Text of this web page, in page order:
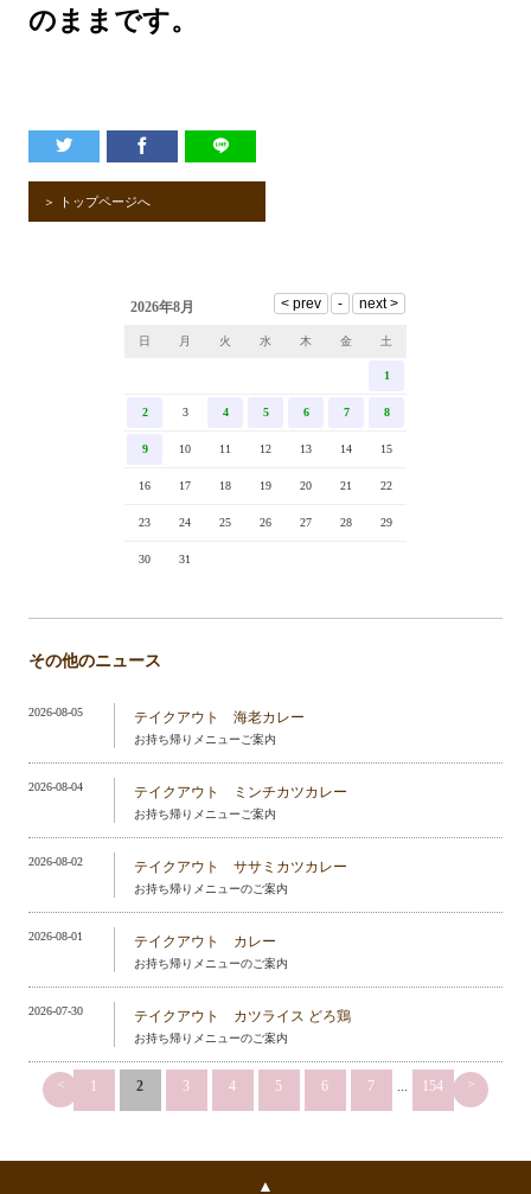
のままです。
＞ トップページへ
2026年8月
日 月 火 水 木 金 土
1
2 3 4 5 6 7 8
9 10 11 12 13 14 15
16 17 18 19 20 21 22
23 24 25 26 27 28 29
30 31
その他のニュース
2026-08-05 テイクアウト 海老カレー
お持ち帰りメニューご案内
2026-08-04 テイクアウト ミンチカツカレー
お持ち帰りメニューご案内
2026-08-02 テイクアウト ササミカツカレー
お持ち帰りメニューのご案内
2026-08-01 テイクアウト カレー
お持ち帰りメニューのご案内
2026-07-30 テイクアウト カツライス どろ鶏
お持ち帰りメニューのご案内
< 1 2 3 4 5 6 7 ... 154 >
▲